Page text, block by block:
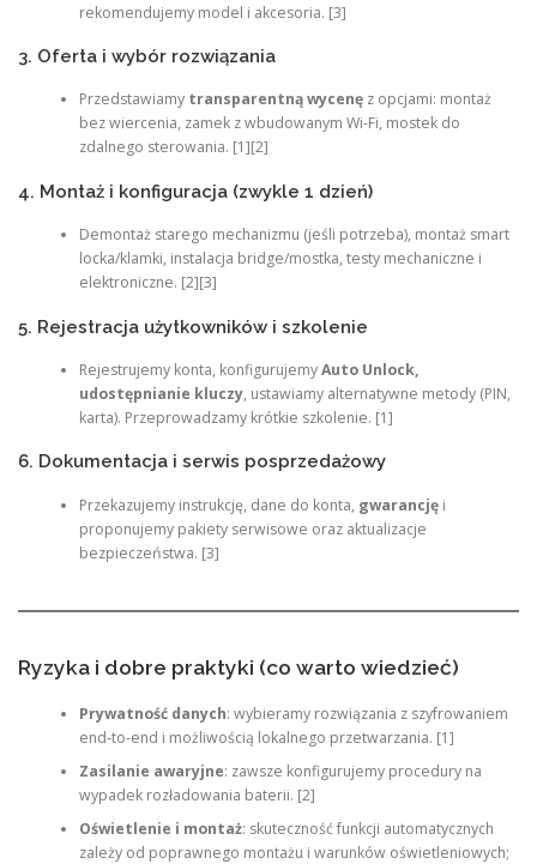
rekomendujemy model i akcesoria. [3]
3. Oferta i wybór rozwiązania
Przedstawiamy transparentną wycenęz opcjami: montaż
bez wiercenia, zamek z wbudowanym Wi‑Fi, mostek do
zdalnego sterowania. [1][2]
4. Montaż i konfiguracja (zwykle 1 dzień)
Demontaż starego mechanizmu (jeśli potrzeba), montaż smart
locka/klamki, instalacja bridge/mostka, testy mechaniczne i
elektroniczne. [2][3]
5. Rejestracja użytkowników i szkolenie
Rejestrujemy konta, konfigurujemyAuto Unlock,
udostępnianie kluczy, ustawiamy alternatywne metody (PIN,
karta). Przeprowadzamy krótkie szkolenie. [1]
6. Dokumentacja i serwis posprzedażowy
Przekazujemy instrukcję, dane do konta, gwarancjęi
proponujemy pakiety serwisowe oraz aktualizacje
bezpieczeństwa. [3]
Ryzyka i dobre praktyki (co warto wiedzieć)
Prywatność danych: wybieramy rozwiązania z szyfrowaniem
end‑to‑end i możliwością lokalnego przetwarzania. [1]
Zasilanie awaryjne: zawsze konfigurujemy procedury na
wypadek rozładowania baterii. [2]
Oświetlenie i montaż: skuteczność funkcji automatycznych
zależy od poprawnego montażu i warunków oświetleniowych;